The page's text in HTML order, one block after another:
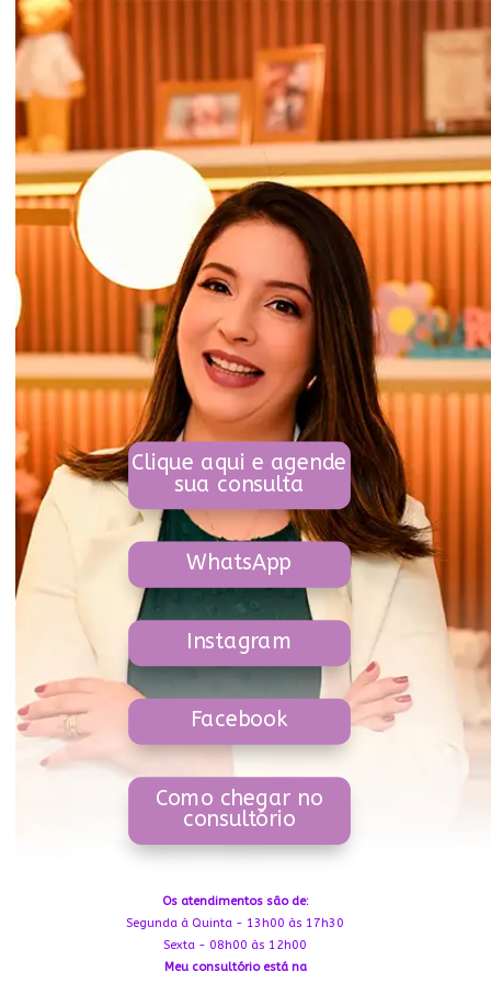
Clique aqui e agende
sua consulta
WhatsApp
Instagram
Facebook
Como chegar no
consultório
Os atendimentos são de:
Segunda à Quinta - 13h00 às 17h30
Sexta - 08h00 às 12h00
Meu consultório está na